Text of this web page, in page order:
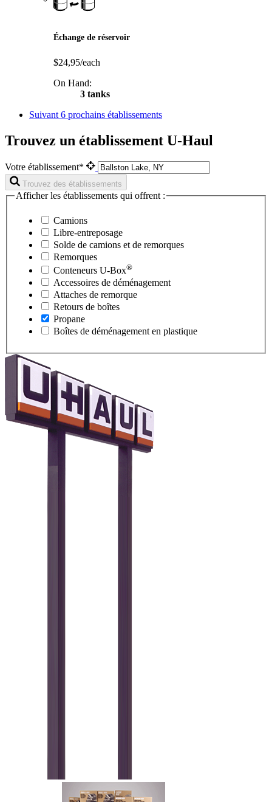
Échange de réservoir
$24,95/each
On Hand:
3 tanks
Suivant 6 prochains établissements
Trouvez un établissement U-Haul
Votre établissement*
Trouvez des établissements
Afficher les établissements qui offrent :
Camions
Libre-entreposage
Solde de camions et de remorques
Remorques
Conteneurs U-Box®
Accessoires de déménagement
Attaches de remorque
Retours de boîtes
Propane
Boîtes de déménagement en plastique